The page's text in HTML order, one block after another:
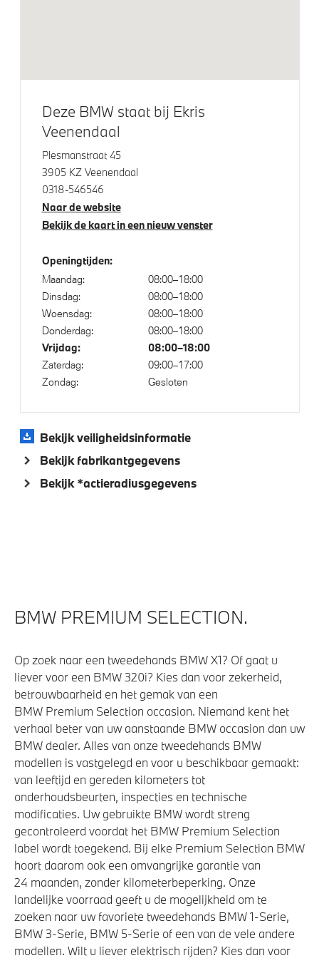
Achteruitrijcamera
Aandrijving en onderstel
Kilometertacho
Laadkabel (Mode 3, 22kW)
Veiligheid
Akoestische waarschuwing voor voetgangers
Park Distance Control (PDC) voor en achter
Actieve Voetgangersbescherming
Deze BMW staat bij Ekris
Veenendaal
Plesmanstraat 45
3905 KZ Veenendaal
0318-546546
Naar de website
Bekijk de kaart in een nieuw venster
Openingtijden:
Maandag:
08:00–18:00
Dinsdag:
08:00–18:00
Woensdag:
08:00–18:00
Donderdag:
08:00–18:00
Vrijdag: 08:00–18:00
Zaterdag:
09:00–17:00
Zondag:
Gesloten
Bekijk veiligheidsinformatie
Bekijk fabrikantgegevens
Bekijk *actieradiusgegevens
BMW PREMIUM SELECTION.
Op zoek naar een tweedehands BMW X1? Of gaat u
liever voor een BMW 320i? Kies dan voor zekerheid,
betrouwbaarheid en het gemak van een
BMW Premium Selection occasion. Niemand kent het
verhaal beter van uw aanstaande BMW occasion dan uw
BMW dealer. Alles van onze tweedehands BMW
modellen is vastgelegd en voor u beschikbaar gemaakt:
van leeftijd en gereden kilometers tot
onderhoudsbeurten, inspecties en technische
modificaties. Uw gebruikte BMW wordt streng
gecontroleerd voordat het BMW Premium Selection
label wordt toegekend. Bij elke Premium Selection BMW
hoort daarom ook een omvangrijke garantie van
24 maanden, zonder kilometerbeperking. Onze
landelijke voorraad geeft u de mogelijkheid om te
zoeken naar uw favoriete tweedehands BMW 1-Serie,
BMW 3-Serie, BMW 5-Serie of een van de vele andere
modellen. Wilt u liever elektrisch rijden? Kies dan voor